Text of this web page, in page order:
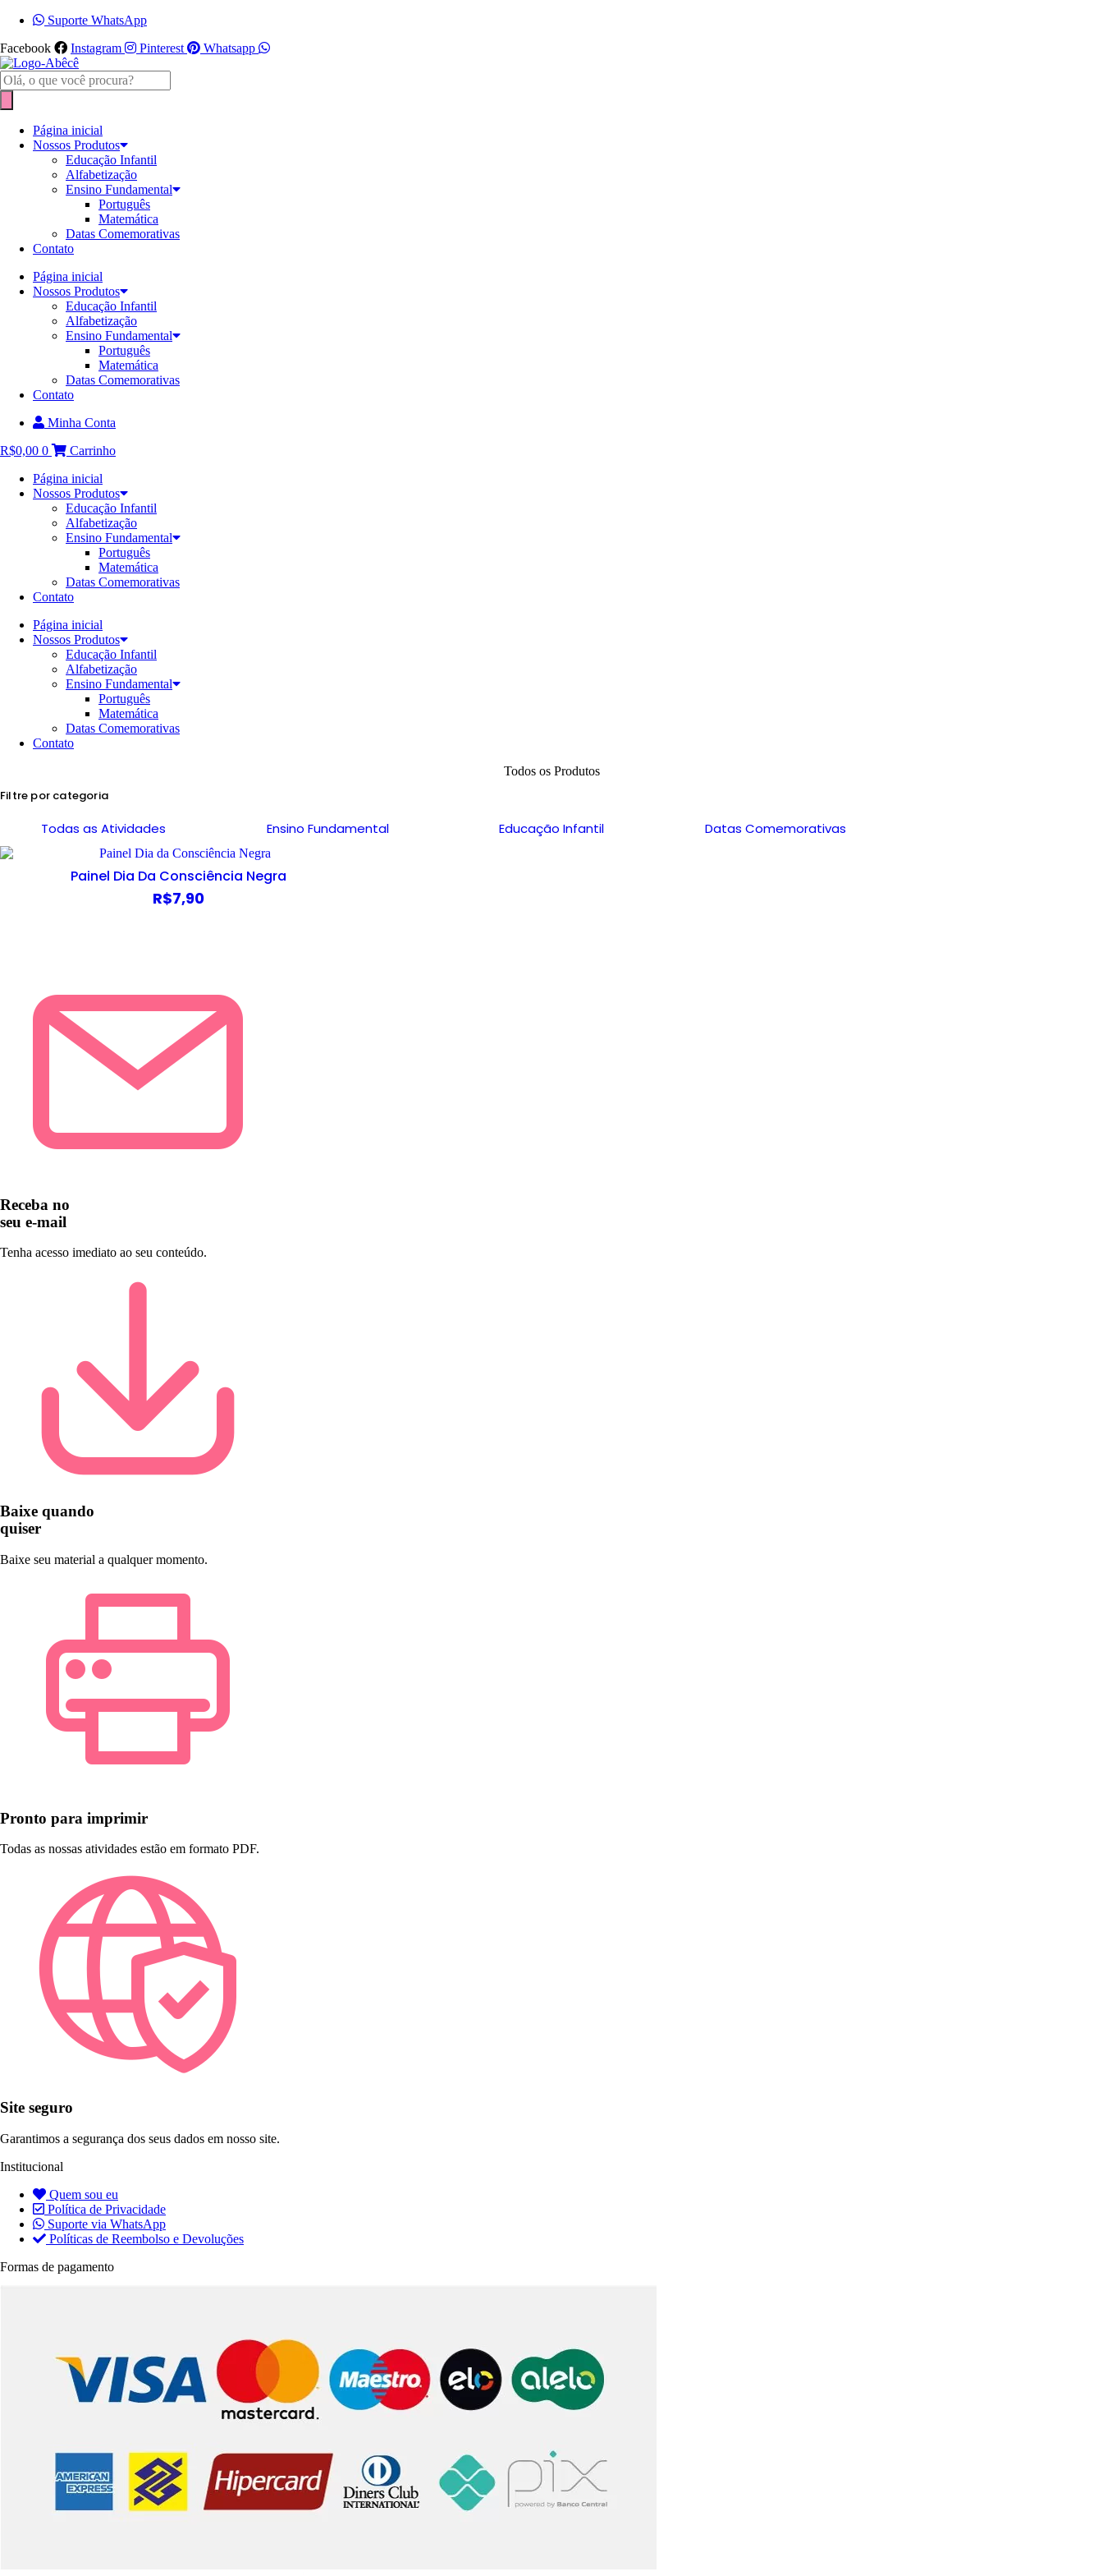
o
conteúdo
Suporte WhatsApp
Facebook
Instagram Pinterest Whatsapp
Pesquisar
produtos
Página inicial
Nossos Produtos
Educação Infantil
Alfabetização
Ensino Fundamental
Português
Matemática
Datas Comemorativas
Contato
Página inicial
Nossos Produtos
Educação Infantil
Alfabetização
Ensino Fundamental
Português
Matemática
Datas Comemorativas
Contato
Minha Conta
R$0,00 0
Carrinho
Página inicial
Nossos Produtos
Educação Infantil
Alfabetização
Ensino Fundamental
Português
Matemática
Datas Comemorativas
Contato
Página inicial
Nossos Produtos
Educação Infantil
Alfabetização
Ensino Fundamental
Português
Matemática
Datas Comemorativas
Contato
Todos os Produtos
Filtre por categoria
Todas as Atividades Ensino Fundamental Educação Infantil Datas Comemorativas
Painel Dia Da Consciência Negra
R$7,90
Receba no
seu e-mail
Tenha acesso imediato ao seu conteúdo.
Baixe quando
quiser
Baixe seu material a qualquer momento.
Pronto para imprimir
Todas as nossas atividades estão em formato PDF.
Site seguro
Garantimos a segurança dos seus dados em nosso site.
Institucional
Quem sou eu
Política de Privacidade
Suporte via WhatsApp
Políticas de Reembolso e Devoluções
Formas de pagamento